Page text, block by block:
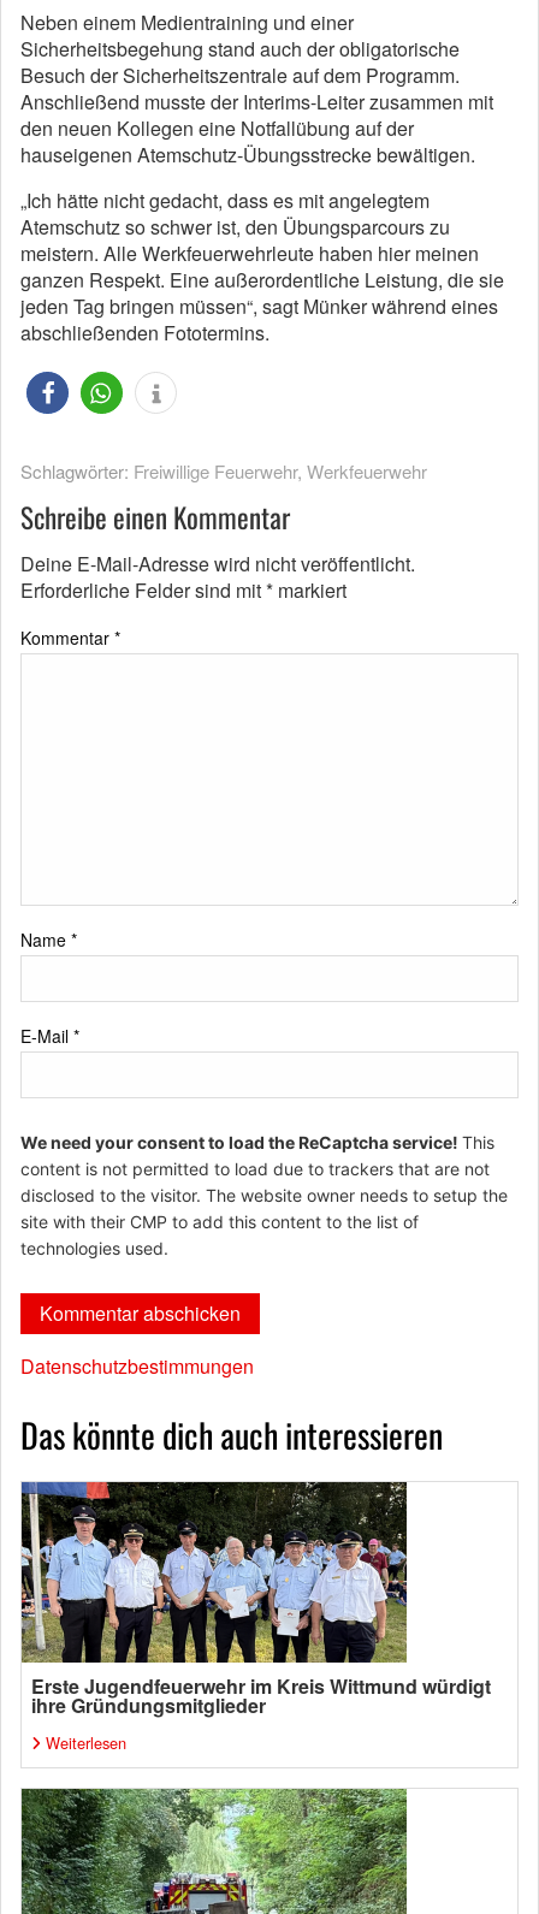
Neben einem Medientraining und einer
Sicherheitsbegehung stand auch der obligatorische
Besuch der Sicherheitszentrale auf dem Programm.
Anschließend musste der Interims-Leiter zusammen mit
den neuen Kollegen eine Notfallübung auf der
hauseigenen Atemschutz-Übungsstrecke bewältigen.
„Ich hätte nicht gedacht, dass es mit angelegtem
Atemschutz so schwer ist, den Übungsparcours zu
meistern. Alle Werkfeuerwehrleute haben hier meinen
ganzen Respekt. Eine außerordentliche Leistung, die sie
jeden Tag bringen müssen“, sagt Münker während eines
abschließenden Fototermins.
Schlagwörter: Freiwillige Feuerwehr, Werkfeuerwehr
Schreibe einen Kommentar
Deine E-Mail-Adresse wird nicht veröffentlicht.
Erforderliche Felder sind mit* markiert
Kommentar *
Name *
E-Mail *
We need your consent to load the ReCaptcha service! This
content is not permitted to load due to trackers that are not
disclosed to the visitor. The website owner needs to setup the
site with their CMP to add this content to the list of
technologies used.
Datenschutzbestimmungen
Das könnte dich auch interessieren
Erste Jugendfeuerwehr im Kreis Wittmund würdigt
ihre Gründungsmitglieder
Weiterlesen